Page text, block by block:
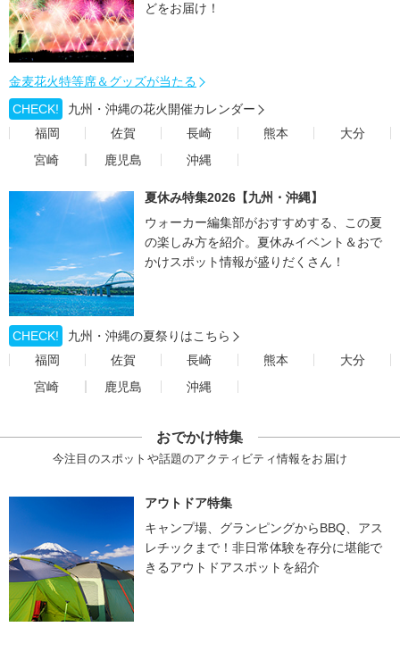
どをお届け！
金麦花火特等席＆グッズが当たる
CHECK!
九州・沖縄の花火開催カレンダー
福岡
佐賀 長崎 熊本
大分
宮崎
鹿児島 沖縄
夏休み特集2026【九州・沖縄】
ウォーカー編集部がおすすめする、この夏
の楽しみ方を紹介。夏休みイベント＆おで
かけスポット情報が盛りだくさん！
CHECK!
九州・沖縄の夏祭りはこちら
福岡
佐賀 長崎 熊本
大分
宮崎
鹿児島 沖縄
おでかけ特集
今注目のスポットや話題のアクティビティ情報をお届け
アウトドア特集
キャンプ場、グランピングからBBQ、アス
レチックまで！非日常体験を存分に堪能で
きるアウトドアスポットを紹介